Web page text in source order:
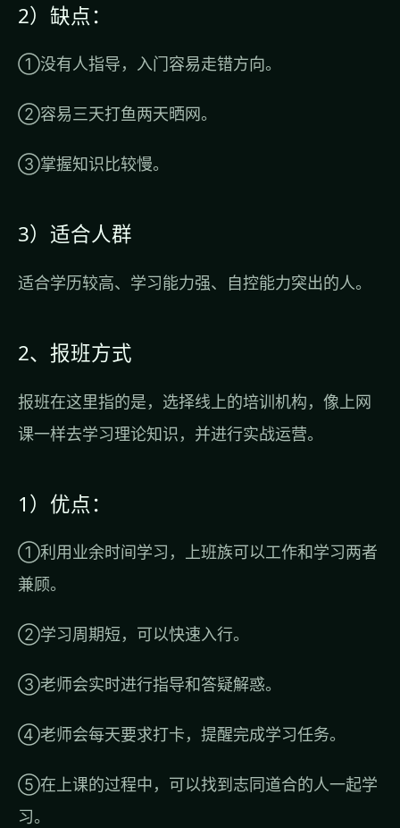
2）缺点：
①没有人指导，入门容易走错方向。
②容易三天打鱼两天晒网。
③掌握知识比较慢。
3）适合人群
适合学历较高、学习能力强、自控能力突出的人。
2、报班方式
报班在这里指的是，选择线上的培训机构，像上网
课一样去学习理论知识，并进行实战运营。
1）优点：
①利用业余时间学习，上班族可以工作和学习两者
兼顾。
②学习周期短，可以快速入行。
③老师会实时进行指导和答疑解惑。
④老师会每天要求打卡，提醒完成学习任务。
⑤在上课的过程中，可以找到志同道合的人一起学
习。